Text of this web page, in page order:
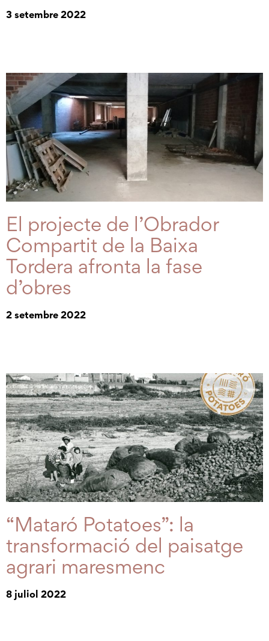
3 setembre 2022
El projecte de l’Obrador
Compartit de la Baixa
Tordera afronta la fase
d’obres
2 setembre 2022
“Mataró Potatoes”: la
transformació del paisatge
agrari maresmenc
8 juliol 2022